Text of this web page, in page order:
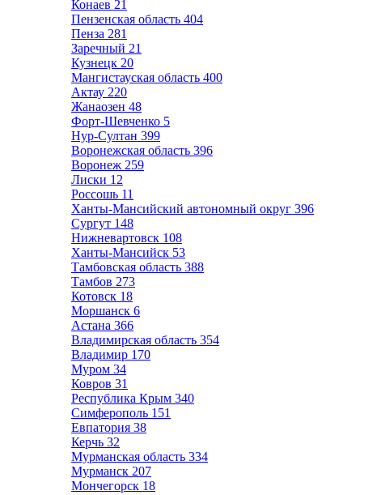
Конаев 21
Пензенская область 404
Пенза 281
Заречный 21
Кузнецк 20
Мангистауская область 400
Актау 220
Жанаозен 48
Форт-Шевченко 5
Нур-Султан 399
Воронежская область 396
Воронеж 259
Лиски 12
Россошь 11
Ханты-Мансийский автономный округ 396
Сургут 148
Нижневартовск 108
Ханты-Мансийск 53
Тамбовская область 388
Тамбов 273
Котовск 18
Моршанск 6
Астана 366
Владимирская область 354
Владимир 170
Муром 34
Ковров 31
Республика Крым 340
Симферополь 151
Евпатория 38
Керчь 32
Мурманская область 334
Мурманск 207
Мончегорск 18